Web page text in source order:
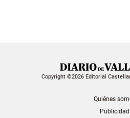
Copyright ©2026 Editorial
Quiénes
Publicidad